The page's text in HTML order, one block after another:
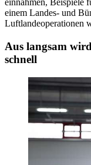
einnahmen, Beispiele
einem Landes- und
Luftlandeoperationen
Aus langsam
schnell